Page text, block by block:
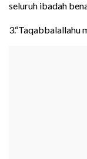
seluruh ibadah
3.“Taqabbalallahu